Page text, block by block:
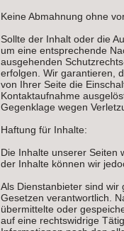
Keine Abmahnung ohne
Sollte der Inhalt oder die
um eine entsprechende
ausgehenden
erfolgen. Wir garantieren,
von Ihrer Seite die
Kontaktaufnahme
Gegenklage wegen
Haftung für Inhalte:
Die Inhalte unserer Seiten
der Inhalte können wir
Als Dienstanbieter sind
Gesetzen verantwortlich.
übermittelte oder
auf eine rechtswidrige